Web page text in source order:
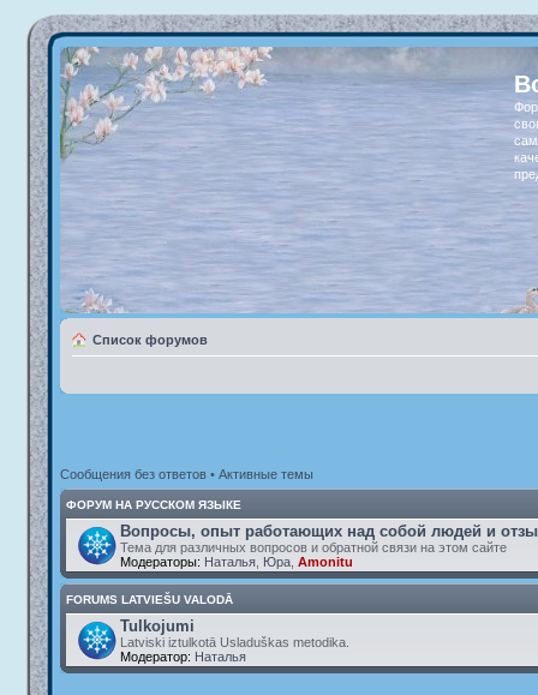
Список форумов
Сообщения без ответов• Активные темы
ФОРУМ НА РУССКОМ ЯЗЫКЕ
Вопросы, опыт работающих над собой людей и
Тема для различных вопросов и обратной связи на этом сайте
Модераторы: Наталья, Юра, Amonitu
FORUMS LATVIEŠU VALODĀ
Tulkojumi
Latviski iztulkotā Usladuškas metodika.
Модератор: Наталья